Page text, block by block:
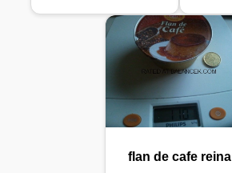
flan de cafe reina